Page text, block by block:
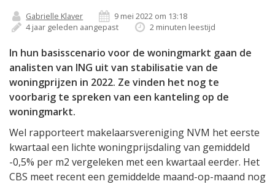
Gabrielle Klaver
9 mei 2022 om 13:18
4 jaar geleden aangepast
2 minuten leestijd
In hun basisscenario voor de woningmarkt gaan de
analisten van ING uit van stabilisatie van de
woningprijzen in 2022. Ze vinden het nog te
voorbarig te spreken van een kanteling op de
woningmarkt.
Wel rapporteert makelaarsvereniging NVM het eerste
kwartaal een lichte woningprijsdaling van gemiddeld
-0,5% per m2 vergeleken met een kwartaal eerder. Het
CBS meet recent een gemiddelde maand-op-maand nog